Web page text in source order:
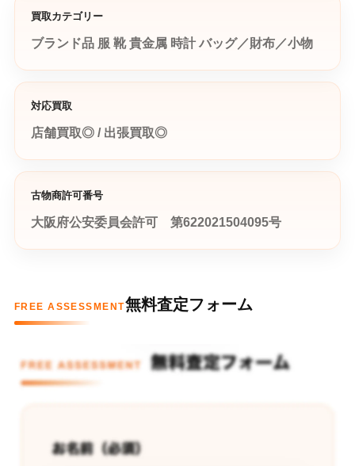
買取カテゴリー
ブランド品 服 靴 貴金属 時計 バッグ／財布／小物
対応買取
店舗買取◎ / 出張買取◎
古物商許可番号
大阪府公安委員会許可 第622021504095号
FREE ASSESSMENT無料査定フォーム